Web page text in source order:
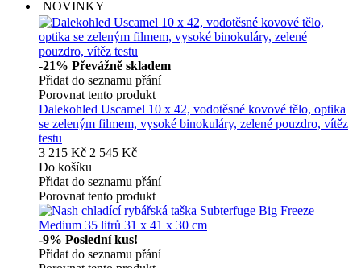
NOVINKY
-21% Převážně skladem
Přidat do seznamu přání
Porovnat tento produkt
Dalekohled Uscamel 10 x 42, vodotěsné kovové tělo, optika
se zeleným filmem, vysoké binokuláry, zelené pouzdro, vítěz
testu
3 215 Kč 2 545 Kč
Do košíku
Přidat do seznamu přání
Porovnat tento produkt
-9% Poslední kus!
Přidat do seznamu přání